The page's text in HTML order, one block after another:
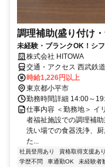
調理補助(盛り付け
未経験・ブランクOK！シ
株式会社 HITOWA
交通・アクセス 西武鉄
時給1,226円以上
東京都小平市
勤務時間詳細 14:00～
仕事内容 ＜勤務地＞ イ
者福祉施設での調理補
洗い場での食器洗浄、
た...
社員登用あり 資格取得支援あり
学歴不問
車通勤OK 未経験者